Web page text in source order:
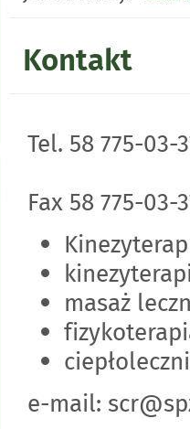
Kontakt
Tel. 58 775-03-
Fax 58 775-03-
masaż
e-mail: